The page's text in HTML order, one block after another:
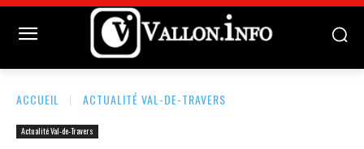
ACCUEIL ACTUALITÉ VAL-DE-TRAVERS
Actualité Val-de-Travers